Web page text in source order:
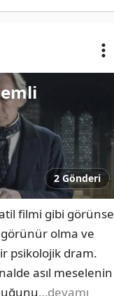
2 Gönderi
filmi gibi görünse
görünür olma ve
psikolojik dram.
asıl meselenin
…devamı